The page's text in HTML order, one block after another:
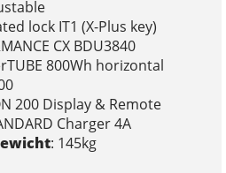
lock IT1 (X-Plus key)
CX BDU3840
800Wh horizontal
200 Display & Remote
Charger 4A
: 145kg